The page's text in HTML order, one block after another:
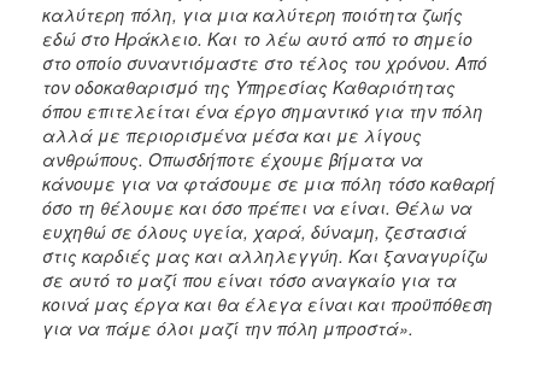
καλύτερη πόλη, για μια καλύτερη ποιότητα ζωής
εδώ στο Ηράκλειο. Και το λέω αυτό από το σημείο
στο οποίο συναντιόμαστε στο τέλος του χρόνου. Από
τον οδοκαθαρισμό της Υπηρεσίας Καθαριότητας
όπου επιτελείται ένα έργο σημαντικό για την πόλη
αλλά με περιορισμένα μέσα και με λίγους
ανθρώπους. Οπωσδήποτε έχουμε βήματα να
κάνουμε για να φτάσουμε σε μια πόλη τόσο καθαρή
όσο τη θέλουμε και όσο πρέπει να είναι. Θέλω να
ευχηθώ σε όλους υγεία, χαρά, δύναμη, ζεστασιά
στις καρδιές μας και αλληλεγγύη. Και ξαναγυρίζω
σε αυτό το μαζί που είναι τόσο αναγκαίο για τα
κοινά μας έργα και θα έλεγα είναι και προϋπόθεση
για να πάμε όλοι μαζί την πόλη μπροστά».